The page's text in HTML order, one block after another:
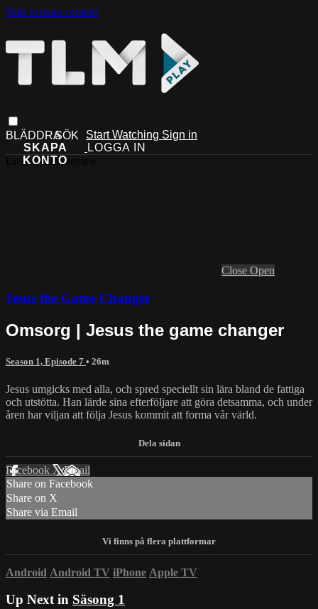
Skip to main content
Start Watching Sign in
Live stream preview
Close Open
Jesus the Game Changer
Omsorg | Jesus the game changer
Season 1, Episode 7 • 26m
Jesus umgicks med alla, och spred speciellt sin lära bland de fattiga
och utstötta. Han lärde sina efterföljare att göra detsamma, och under
åren har viljan att följa Jesus kommit att forma vår värld.
Facebook XEmail
Share on Facebook
Share on X
Share via Email
Android Android TV iPhone Apple TV
Up Next in Säsong 1